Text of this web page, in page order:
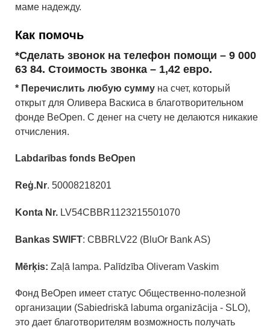
маме надежду.
Как помочь
*Сделать звонок на телефон помощи – 9 000
63 84. Стоимость звонка – 1,42 евро.
* Перечислить любую сумму на счет, который
открыт для Оливера Васкиса в благотворительном
фонде BeOpen. С денег на счету не делаются никакие
отчисления.
Labdarības fonds BeOpen
Reģ.Nr. 50008218201
Konta Nr. LV54CBBR1123215501070
Bankas SWIFT: CBBRLV22 (BluOr Bank AS)
Mērķis: Zaļā lampa. Palīdzība Oliveram Vaskim
Фонд BeOpen имеет статус Общественно-полезной
организации (Sabiedriskā labuma organizācija - SLO),
это дает благотворителям возможность получать